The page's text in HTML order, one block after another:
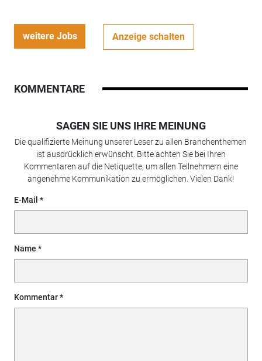
weitere Jobs Anzeige schalten
KOMMENTARE
SAGEN SIE UNS IHRE MEINUNG
Die qualifizierte Meinung unserer Leser zu allen Branchenthemen
ist ausdrücklich erwünscht. Bitte achten Sie bei Ihren
Kommentaren auf die Netiquette, um allen Teilnehmern eine
angenehme Kommunikation zu ermöglichen. Vielen Dank!
E-Mail
Name
Kommentar